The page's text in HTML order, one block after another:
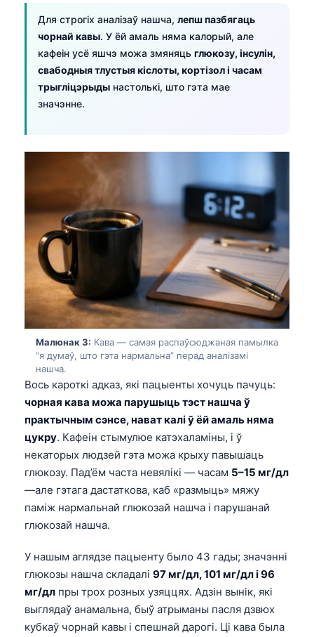
Для строгіх аналізаў нашча, лепш пазбягаць
чорнай кавы. У ёй амаль няма калорый, але
кафеін усё яшчэ можа змяняць глюкозу, інсулін,
свабодныя тлустыя кіслоты, кортізол і часам
трыгліцэрыды настолькі, што гэта мае
значэнне.
Малюнак 3: Кава — самая распаўсюджаная памылка
“я думаў, што гэта нармальна” перад аналізамі
нашча.
Вось кароткі адказ, які пацыенты хочуць пачуць:
чорная кава можа парушыць тэст нашча ў
практычным сэнсе, нават калі ў ёй амаль няма
цукру. Кафеін стымулюе катэхаламіны, і ў
некаторых людзей гэта можа крыху павышаць
глюкозу. Пад’ём часта невялікі — часам 5–15 мг/дл
—але гэтага дастаткова, каб «размыць» мяжу
паміж нармальнай глюкозай нашча і парушанай
глюкозай нашча.
У нашым аглядзе пацыенту было 43 гады; значэнні
глюкозы нашча складалі 97 мг/дл, 101 мг/дл і 96
мг/дл пры трох розных узяццях. Адзін вынік, які
выглядаў анамальна, быў атрыманы пасля дзвюх
кубкаў чорнай кавы і спешнай дарогі. Ці кава была